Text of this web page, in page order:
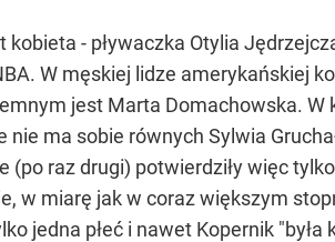
- pływaczka Otylia
W męskiej lidze amerykańskiej
jest Marta Domachowska.
ma sobie równych Sylwia
raz drugi) potwierdziły więc
w miarę jak w coraz większym
jedna płeć i nawet Kopernik